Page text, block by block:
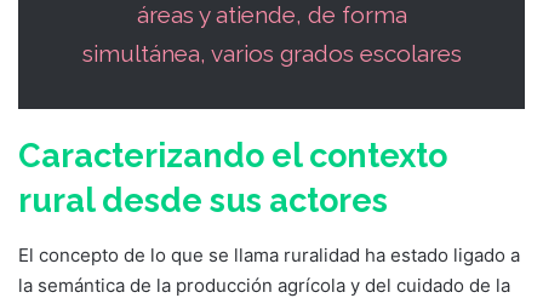
áreas y atiende, de forma
simultánea, varios grados escolares
Caracterizando el contexto
rural desde sus actores
El concepto de lo que se llama ruralidad ha estado ligado a
la semántica de la producción agrícola y del cuidado de la